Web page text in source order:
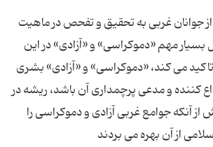
جوانان غربی به تحقیق و تفحص در ماهیت
بسیار مهم «دموکراسی» و «آزادی» در این
می کند، «دموکراسی» و «آزادی» بشری
کننده و مدعی پرچمداری آن باشد، ریشه در
از آنکه جوامع غربی آزادی و دموکراسی را